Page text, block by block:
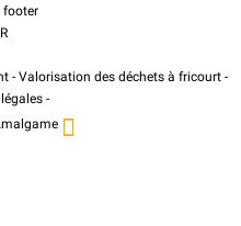
- Valorisation des déchets à fricourt -
-